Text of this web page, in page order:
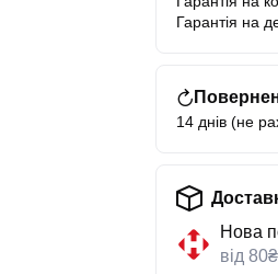
Гарантія на
14 днів (не
Нова
від 80₴